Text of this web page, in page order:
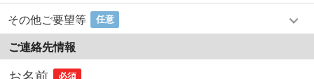
その他ご要望等 任意
ご連絡先情報
必須